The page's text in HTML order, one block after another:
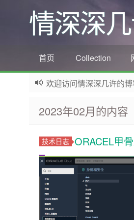
情深深
首页 Collection
欢迎访问情深深几许的
2023年02月的内容
技术日志 ORACEL甲